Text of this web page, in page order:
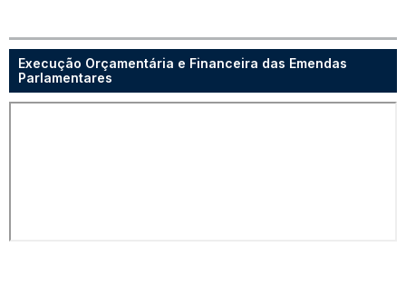
Execução Orçamentária e Financeira das Emendas
Parlamentares